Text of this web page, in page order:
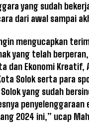
yang sudah
dari awal sampai
mengucapkan
yang telah
dan Ekonomi Kreatif,
Solok serta para
yang sudah
penyelenggaraan
2024 ini,” ucap